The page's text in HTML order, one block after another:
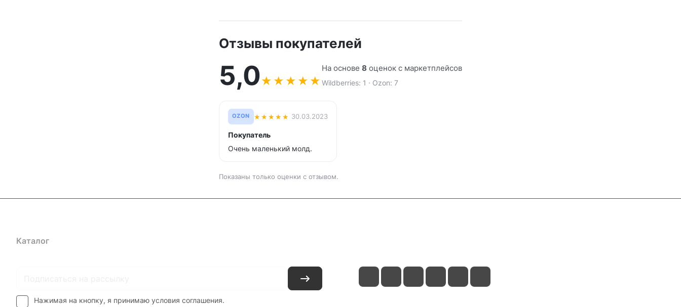
Отзывы покупателей
5,0★ ★ ★ ★ ★
На основе 8 оценок с маркетплейсов
Wildberries: 1 · Ozon: 7
OZON ★★★★★ 30.03.2023
Покупатель
Очень маленький молд.
Показаны только оценки с отзывом.
Каталог
Нажимая на кнопку, я принимаю условия соглашения.